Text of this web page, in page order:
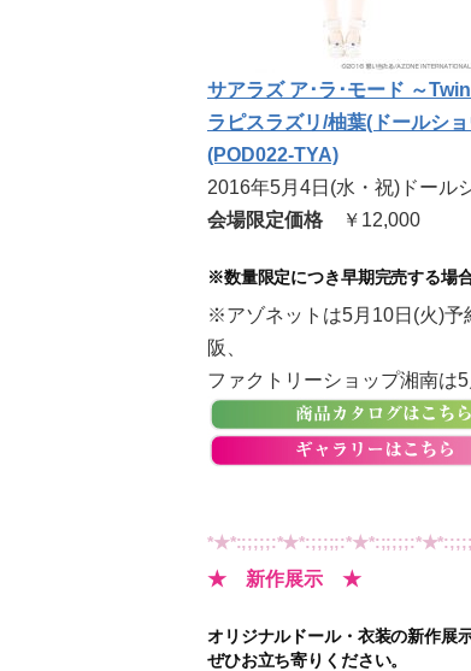
サアラズ ア･ラ･モード ～
ラピスラズリ/柚葉(ドールシ
(POD022-TYA)
2016年5月4日(水・祝)ドール
会場限定価格 ￥12,000
※数量限定につき早期完売する場
※アゾネットは5月10日(火)予
阪、
ファクトリーショップ湘南は
★ 新作展示 ★
オリジナルドール・衣装の新作展
ぜひお立ち寄りください。